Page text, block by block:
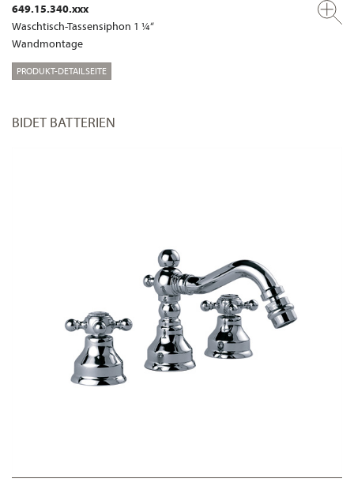
649.15.340.xxx
Waschtisch-Tassensiphon 1 ¼“
Wandmontage
PRODUKT-DETAILSEITE
BIDET BATTERIEN